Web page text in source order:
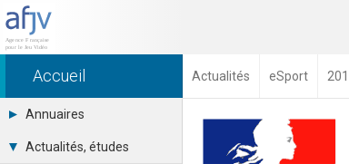
Accueil Actualités eSport
Annuaires
Toutes les sociétés (691)
Studios (418)
Actualités, études